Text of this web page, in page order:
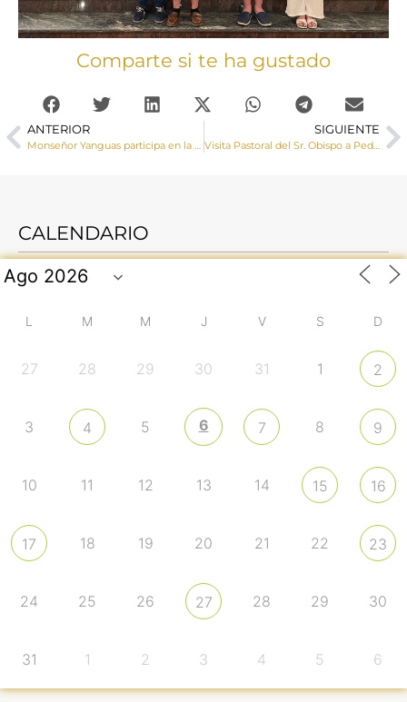
Comparte si te ha gustado
ANTERIOR
Monseñor Yanguas participa en la Solemnidad de los Sagrados Corporales en Daroca (Zaragoza)
SIGUIENTE
Visita Pastoral del Sr. Obispo a Pedro Naharro y Pozorrubio de Santiago
CALENDARIO
L M M J V S D
27 28 29 30 31 1 2
3 4 5 6 7 8 9
10 11 12 13 14 15 16
17 18 19 20 21 22 23
24 25 26 27 28 29 30
31 1 2 3 4 5 6